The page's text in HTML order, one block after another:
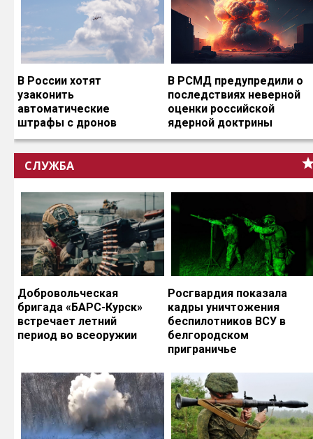
В России хотят
узаконить
автоматические
штрафы с дронов
В РСМД предупредили о
последствиях неверной
оценки российской
ядерной доктрины
СЛУЖБА
Добровольческая
бригада «БАРС-Курск»
встречает летний
период во всеоружии
Росгвардия показала
кадры уничтожения
беспилотников ВСУ в
белгородском
приграничье